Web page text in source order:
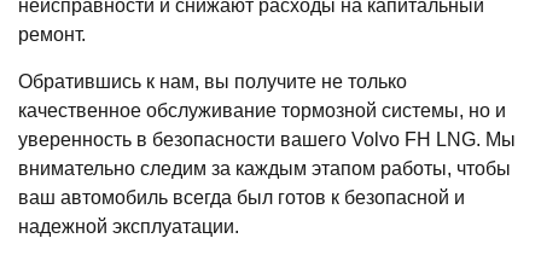
неисправности и снижают расходы на капитальный
ремонт.
Обратившись к нам, вы получите не только
качественное обслуживание тормозной системы, но и
уверенность в безопасности вашего Volvo FH LNG. Мы
внимательно следим за каждым этапом работы, чтобы
ваш автомобиль всегда был готов к безопасной и
надежной эксплуатации.